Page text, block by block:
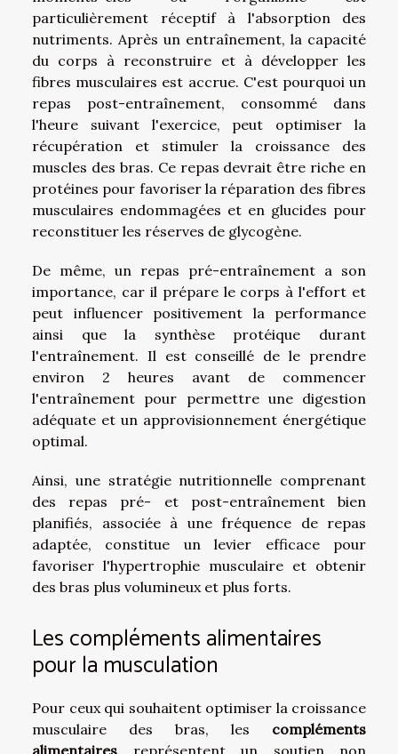
particulièrement réceptif à l'absorption des
nutriments. Après un entraînement, la capacité
du corps à reconstruire et à développer les
fibres musculaires est accrue. C'est pourquoi un
repas post-entraînement, consommé dans
l'heure suivant l'exercice, peut optimiser la
récupération et stimuler la croissance des
muscles des bras. Ce repas devrait être riche en
protéines pour favoriser la réparation des fibres
musculaires endommagées et en glucides pour
reconstituer les réserves de glycogène.
De même, un repas pré-entraînement a son
importance, car il prépare le corps à l'effort et
peut influencer positivement la performance
ainsi que la synthèse protéique durant
l'entraînement. Il est conseillé de le prendre
environ 2 heures avant de commencer
l'entraînement pour permettre une digestion
adéquate et un approvisionnement énergétique
optimal.
Ainsi, une stratégie nutritionnelle comprenant
des repas pré- et post-entraînement bien
planifiés, associée à une fréquence de repas
adaptée, constitue un levier efficace pour
favoriser l'hypertrophie musculaire et obtenir
des bras plus volumineux et plus forts.
Les compléments alimentaires
pour la musculation
Pour ceux qui souhaitent optimiser la croissance
musculaire des bras, les compléments
alimentaires représentent un soutien non